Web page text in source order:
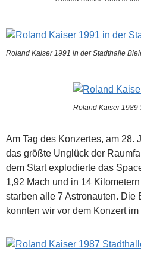
Roland Kaiser 1991 in der Stadthalle
Roland Kaiser 1989
Am Tag des Konzertes, am 28.
das größte Unglück der
dem Start explodierte das
1,92 Mach und in 14
starben alle 7 Astronauten. Die
konnten wir vor dem Konzert